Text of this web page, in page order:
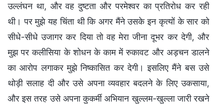
उल्लंघन था, और वह दुष्टता और परमेश्वर का प्रतिरोध कर रही
थी। पर मुझे यह चिंता थी कि अगर मैंने उसके इन कृत्यों के सार को
सीधे-सीधे उजागर कर दिया तो वह मेरा जीना दूभर कर देगी, और
मुझ पर कलीसिया के शोधन के काम में रुकावट और अड़चन डालने
का आरोप लगाकर मुझे निष्कासित कर देगी। इसलिए मैंने बस उसे
थोड़ी सलाह दी और उसे अपना व्यवहार बदलने के लिए उकसाया,
और इस तरह उसे अपना कुकर्मी अभियान खुल्लम-खुल्ला जारी रखने